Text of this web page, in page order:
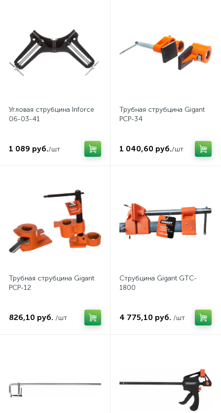
Угловая струбцина Inforce
06-03-41
1 089 руб./шт
Трубная струбцина Gigant
PCP-34
1 040,60 руб./шт
Трубная струбцина Gigant
PCP-12
826,10 руб. /шт
Струбцина Gigant GTC-
1800
4 775,10 руб. /шт